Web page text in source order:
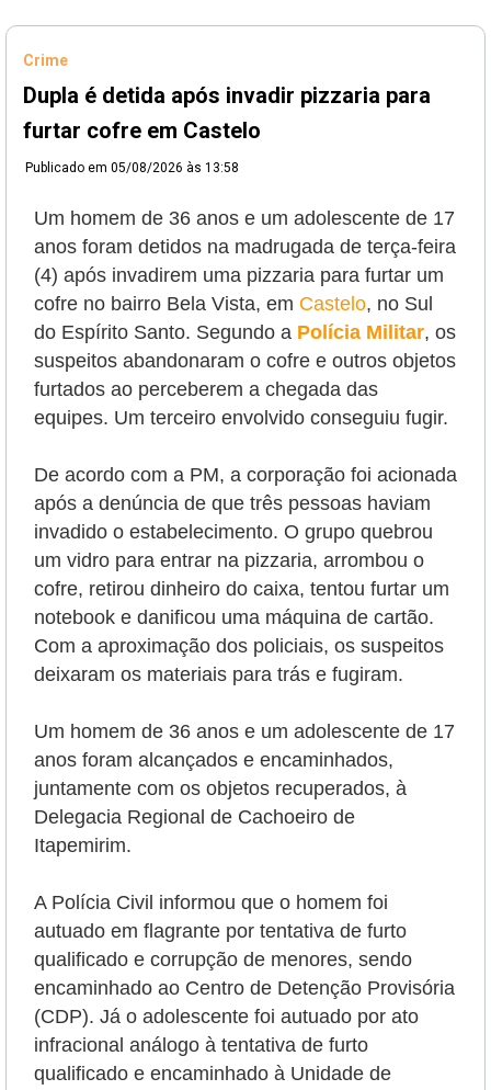
Crime
Dupla é detida após invadir pizzaria para
furtar cofre em Castelo
Publicado em 05/08/2026 às 13:58
Um homem de 36 anos e um adolescente de 17
anos foram detidos na madrugada de terça-feira
(4) após invadirem uma pizzaria para furtar um
cofre no bairro Bela Vista, em Castelo, no Sul
do Espírito Santo. Segundo a Polícia Militar, os
suspeitos abandonaram o cofre e outros objetos
furtados ao perceberem a chegada das
equipes. Um terceiro envolvido conseguiu fugir.
De acordo com a PM, a corporação foi acionada
após a denúncia de que três pessoas haviam
invadido o estabelecimento. O grupo quebrou
um vidro para entrar na pizzaria, arrombou o
cofre, retirou dinheiro do caixa, tentou furtar um
notebook e danificou uma máquina de cartão.
Com a aproximação dos policiais, os suspeitos
deixaram os materiais para trás e fugiram.
Um homem de 36 anos e um adolescente de 17
anos foram alcançados e encaminhados,
juntamente com os objetos recuperados, à
Delegacia Regional de Cachoeiro de
Itapemirim.
A Polícia Civil informou que o homem foi
autuado em flagrante por tentativa de furto
qualificado e corrupção de menores, sendo
encaminhado ao Centro de Detenção Provisória
(CDP). Já o adolescente foi autuado por ato
infracional análogo à tentativa de furto
qualificado e encaminhado à Unidade de